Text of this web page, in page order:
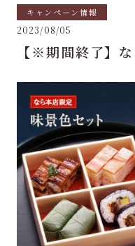
キャンペーン情報
2023/08/05
【※期間終了】